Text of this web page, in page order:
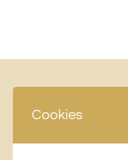
Cookies